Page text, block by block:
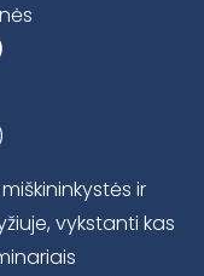
ir
vykstanti kas